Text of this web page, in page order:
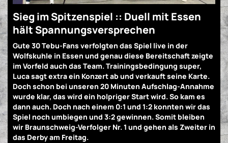
Sieg im Spitzenspiel :: Duell mit Essen
hält Spannungsversprechen
Gute 30 Tebu-Fans verfolgten das Spiel live in der
Wolfskuhle in Essen und genau diese Bereitschaft zeigte
im Vorfeld auch das Team. Trainingsbedingung super,
Luca sagt extra ein Konzert ab und verkauft seine Karte.
Doch schon bei unseren 20 Minuten Aufschlag-Annahme
wurde klar, das wird ein holpriger Start wird. So kam es
dann auch. Doch nach einem 0:1 und 1:2 konnten wir das
Spiel noch umbiegen und 3:2 gewinnen. Somit bleiben
wir Braunschweig-Verfolger Nr. 1 und gehen als Zweiter in
das Derby am Freitag.